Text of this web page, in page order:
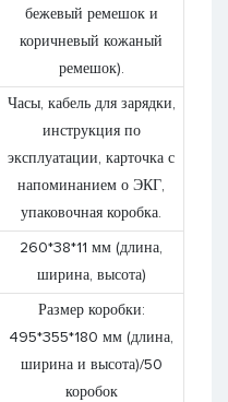
бежевый ремешок и
коричневый кожаный
ремешок).
Часы, кабель для зарядки,
инструкция по
эксплуатации, карточка с
напоминанием о ЭКГ,
упаковочная коробка.
260*38*11 мм (длина,
ширина, высота)
Размер коробки:
495*355*180 мм (длина,
ширина и высота)/50
коробок